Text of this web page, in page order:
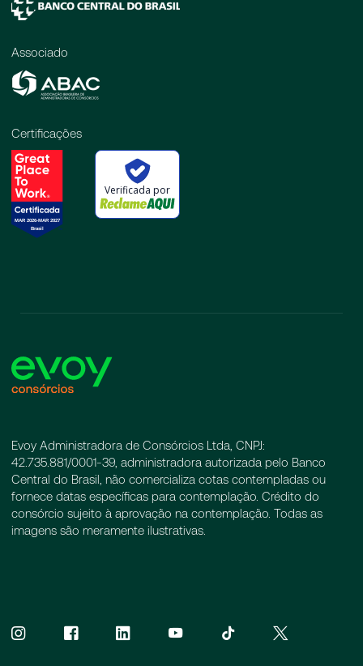
Associado
Certificações
Verificada por
Evoy Administradora de Consórcios Ltda, CNPJ:
42.735.881/0001-39, administradora autorizada pelo Banco
Central do Brasil, não comercializa cotas contempladas ou
fornece datas específicas para contemplação. Crédito do
consórcio sujeito à aprovação na contemplação. Todas as
imagens são meramente ilustrativas.